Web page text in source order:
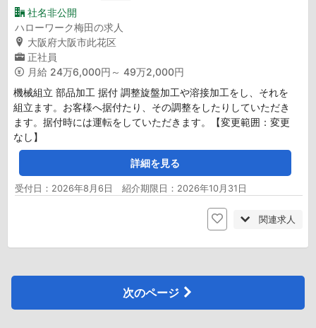
社名非公開
ハローワーク梅田の求人
大阪府大阪市此花区
正社員
月給 24万6,000円～ 49万2,000円
機械組立 部品加工 据付 調整旋盤加工や溶接加工をし、それを
組立ます。お客様へ据付たり、その調整をしたりしていただき
ます。据付時には運転をしていただきます。【変更範囲：変更
なし】
詳細を見る
受付日：2026年8月6日 紹介期限日：2026年10月31日
関連求人
次のページ